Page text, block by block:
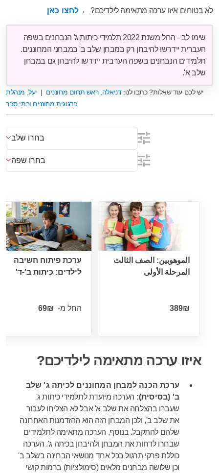
לא בטוחים איזו ערכה מתאימה לילדיכם? ← לחצו כאן
שימו לב - החל משנת 2022 תלמידי כיתות ג' הנבחנים בשפה
העברית יידרשו להיבחן רק במבחן שלב ב' במבחני המחוננים.
תלמידים הנבחנים בשפה הערבית יידרשו להיבחן גם במבחן
שלב א'.
יש לכם עוד שאלות? כתבו לנו:דניאלה, ראש תחום מחוננים | יעל, מנהלת
פדגוגית מחוננים ובתי ספר
בחרו שלב
בחרו שפה
الموهوبين: الصف الثالث
المرحلة الأولى
ערכת פיתוח חשיבה
לילדים: כיתות ב'-ד'
החל מ-
איזו ערכה מתאימה לילדיכם?
ערכת הכנה למבחן המחוננים לכיתה ג' שלב
ב' (בסיסית): הערכה מיועדת לתלמידי כיתות ג'
שעברו בהצלחה את שלב א'אבל לא הצליחו לעבור
את שלב ב', ולכן המבחן הזה הוא ההזדמנות האחרונה
שלהם להתקבל. בנוסף, הערכה מתאימה לתלמידים
שבחרו לדחות את המבחן ולהיבחן בכיתה ג'. הערכה
כוללת פרקי תרגול בכל אחד מנושאי הבחינה בשלב ב'
וכן שלושה מבחנים מלאים (סימולציות) ברמות קושי